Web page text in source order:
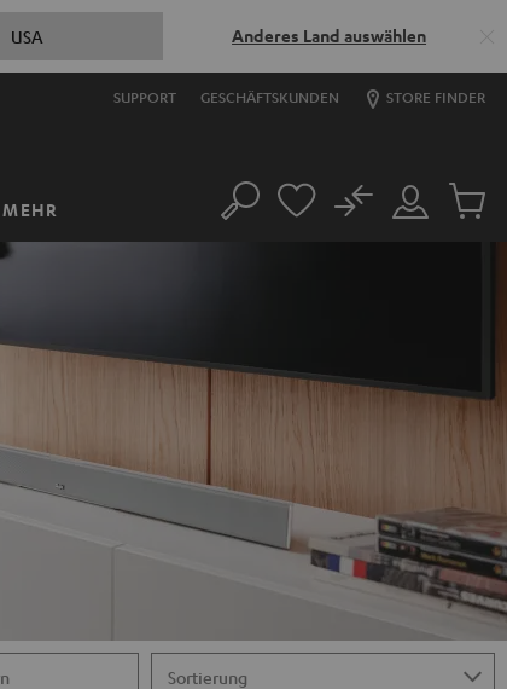
USA Anderes Land auswählen
SUPPORT GESCHÄFTSKUNDEN STORE FINDER
MEHR Suche
Mein
No
Artikel